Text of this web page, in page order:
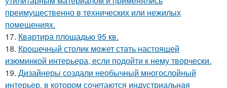
преимущественно в технических или нежилых
помещениях.
17. Квартира площадью 95 кв.
18. Крошечный столик может стать настоящей
изюминкой интерьера, если подойти к нему творчески.
19. Дизайнеры создали необычный многослойный
интерьер, в котором сочетаются индустриальная